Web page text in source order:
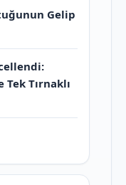
Gelip
Tırnaklı